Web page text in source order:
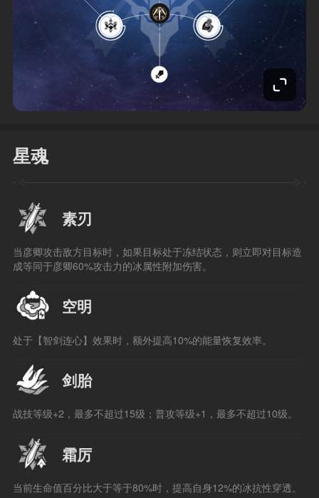
星魂
素刃
当彦卿攻击敌方目标时，如果目标处于冻结状态，则立即对目标造
成等同于彦卿60%攻击力的冰属性附加伤害。
空明
处于【智剑连心】效果时，额外提高10%的能量恢复效率。
剑胎
战技等级+2，最多不超过15级；普攻等级+1，最多不超过10级。
霜厉
当前生命值百分比大于等于80%时，提高自身12%的冰抗性穿透。